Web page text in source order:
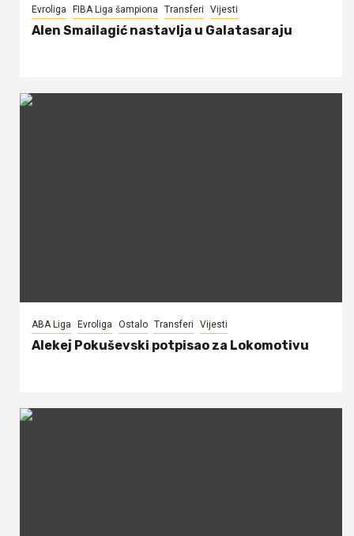
Evroliga FIBA Liga šampiona Transferi Vijesti
Alen Smailagić nastavlja u Galatasaraju
ABA Liga Evroliga Ostalo Transferi Vijesti
Alekej Pokuševski potpisao za Lokomotivu